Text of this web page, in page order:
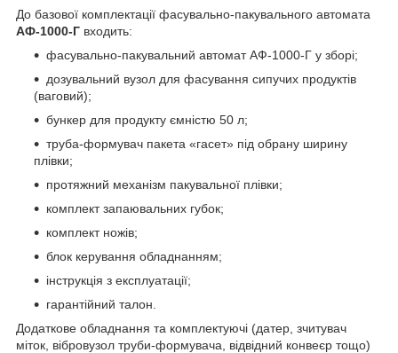
До базової комплектації фасувально-пакувального автомата
АФ-1000-Г входить:
фасувально-пакувальний автомат АФ-1000-Г у зборі;
дозувальний вузол для фасування сипучих продуктів
(ваговий);
бункер для продукту ємністю 50 л;
труба-формувач пакета «гасет» під обрану ширину
плівки;
протяжний механізм пакувальної плівки;
комплект запаювальних губок;
комплект ножів;
блок керування обладнанням;
інструкція з експлуатації;
гарантійний талон.
Додаткове обладнання та комплектуючі (датер, зчитувач
міток, вібровузол труби-формувача, відвідний конвеєр тощо)